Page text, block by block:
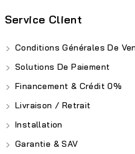
Service Client
Conditions Générales De
Solutions De Paiement
Financement & Crédit 0%
Livraison / Retrait
Installation
Garantie & SAV